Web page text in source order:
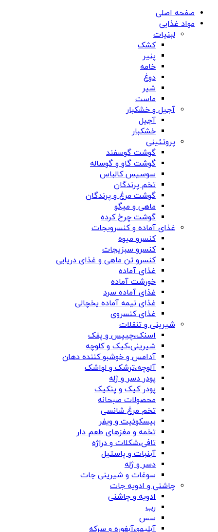
صفحه اصلی
مواد غذایی
لبنیات
کشک
پنیر
خامه
دوغ
شیر
ماست
آجیل و خشکبار
آجیل
خشکبار
پروتئینی
گوشت گوسفند
گوشت گاو و گوساله
سوسیس کالباس
تخم پرندگان
گوشت مرغ و پرندگان
ماهی و میگو
گوشت چرخ کرده
غذای آماده و کنسرویجات
کنسرو میوه
کنسرو سبزیجات
کنسرو تن ماهی و غذای دریایی
غذای آماده
خورشت آماده
غذای آماده سرد
غذای نیمه آماده یخچالی
غذای کنسروی
شیرینی و تنقلات
اسنک،چیپس و پفک
شیرینی،کیک و کلوچه
آدامس و خوشبو کننده دهان
آلوچه،ترشک و لواشک
پودر دسر و ژله
پودر کیک و پنکیک
محصولات صبحانه
تخم مرغ شانسی
بیسکوئیت و ویفر
تخمه و مغزهای طعم دار
تافی،شکلات و دراژه
آبنبات و پاستیل
دسر و ژله
سوغات و شیرینی جات
چاشنی و ادویه جات
ادویه و چاشنی
رب
سس
آبلیمو،آبغوره و سرکه